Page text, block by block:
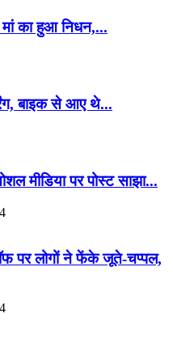
मां का हुआ निधन,...
बाइक से आए थे...
मीडिया पर पोस्ट साझा...
पर लोगों ने फेंके जूते-चप्पल,